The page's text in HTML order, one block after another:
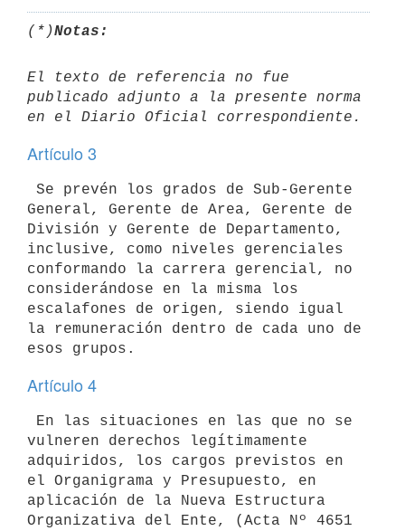
(*)Notas:
El texto de referencia no fue
publicado adjunto a la presente norma
Artículo 3
General, Gerente de Area, Gerente de
División y Gerente de Departamento,
inclusive, como niveles gerenciales
conformando la carrera gerencial, no
considerándose en la misma los
escalafones de origen, siendo igual
la remuneración dentro de cada uno de
Artículo 4
vulneren derechos legítimamente
adquiridos, los cargos previstos en
el Organigrama y Presupuesto, en
aplicación de la Nueva Estructura
Organizativa del Ente, (Acta Nº 4651